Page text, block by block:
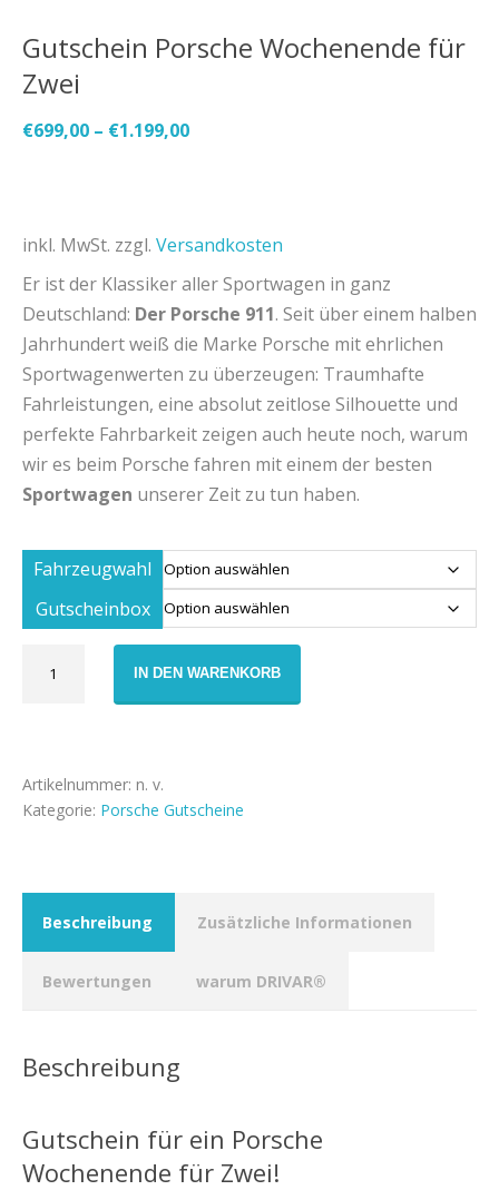
Gutschein Porsche Wochenende für
Zwei
€699,00 – €1.199,00
inkl. MwSt. zzgl. Versandkosten
Er ist der Klassiker aller Sportwagen in ganz
Deutschland: Der Porsche 911. Seit über einem halben
Jahrhundert weiß die Marke Porsche mit ehrlichen
Sportwagenwerten zu überzeugen: Traumhafte
Fahrleistungen, eine absolut zeitlose Silhouette und
perfekte Fahrbarkeit zeigen auch heute noch, warum
wir es beim Porsche fahren mit einem der besten
Sportwagen unserer Zeit zu tun haben.
Fahrzeugwahl
Gutscheinbox
Porsche
Wochenende
Menge
IN DEN WARENKORB
Artikelnummer: n. v.
Kategorie: Porsche Gutscheine
Beschreibung Zusätzliche Informationen
Bewertungen warum DRIVAR®
Beschreibung
Gutschein für ein Porsche
Wochenende für Zwei!